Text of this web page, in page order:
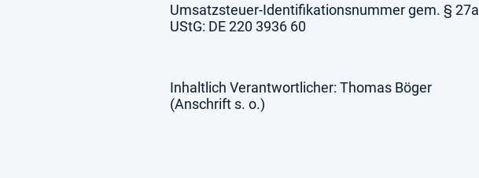
Umsatzsteuer-Identifikationsnummer gem. § 27a
UStG: DE 220 3936 60
Inhaltlich Verantwortlicher: Thomas Böger
(Anschrift s. o.)